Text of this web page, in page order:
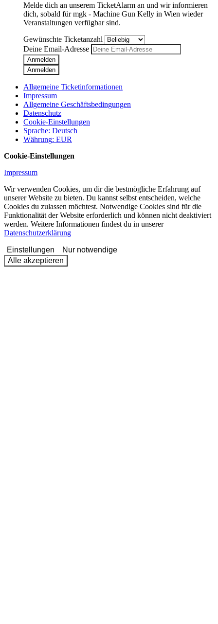
Melde dich an unserem TicketAlarm an und wir informieren
dich, sobald fürmgk - Machine Gun Kelly in Wien wieder
Veranstaltungen verfügbar sind.
Gewünschte Ticketanzahl
Deine Email-Adresse
Anmelden
Anmelden
Allgemeine Ticketinformationen
Impressum
Allgemeine Geschäftsbedingungen
Datenschutz
Cookie-Einstellungen
Sprache: Deutsch
Währung: EUR
Cookie-Einstellungen
Impressum
Wir verwenden Cookies, um dir die bestmögliche Erfahrung auf
unserer Website zu bieten. Du kannst selbst entscheiden, welche
Cookies du zulassen möchtest. Notwendige Cookies sind für die
Funktionalität der Website erforderlich und können nicht deaktiviert
werden. Weitere Informationen findest du in unserer
Datenschutzerklärung
Einstellungen
Nur notwendige
Alle akzeptieren